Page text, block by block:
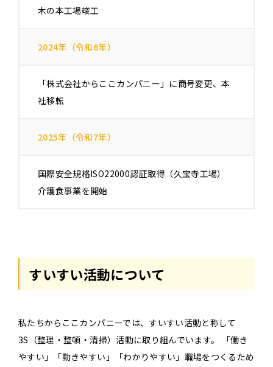
木の本工場竣工
2024年（令和6年）
「株式会社からここカンパニー」に商号変更、本
社移転
2025年（令和7年）
国際安全規格ISO22000認証取得（久宝寺工場）
介護食事業を開始
すいすい活動について
私たちからここカンパニーでは、すいすい活動と称して
3S（整理・整頓・清掃）活動に取り組んでいます。 「働き
やすい」「動きやすい」「わかりやすい」職場をつくるため